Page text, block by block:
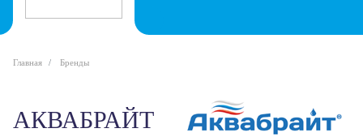
Главная Бренды
АКВАБРАЙТ